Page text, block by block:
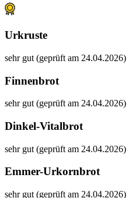
Urkruste
sehr gut (geprüft am 24.04.2026)
Finnenbrot
sehr gut (geprüft am 24.04.2026)
Dinkel-Vitalbrot
sehr gut (geprüft am 24.04.2026)
Emmer-Urkornbrot
sehr gut (geprüft am 24.04.2026)